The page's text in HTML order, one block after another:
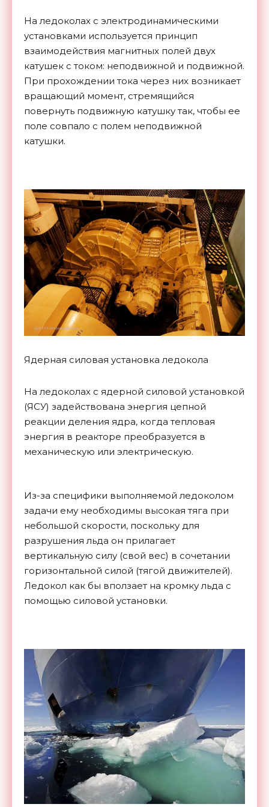
На ледоколах с электродинамическими
установками используется принцип
взаимодействия магнитных полей двух
катушек с током: неподвижной и подвижной.
При прохождении тока через них возникает
вращающий момент, стремящийся
повернуть подвижную катушку так, чтобы ее
поле совпало с полем неподвижной
катушки.
Ядерная силовая установка ледокола
На ледоколах с ядерной силовой установкой
(ЯСУ) задействована энергия цепной
реакции деления ядра, когда тепловая
энергия в реакторе преобразуется в
механическую или электрическую.
Из-за специфики выполняемой ледоколом
задачи ему необходимы высокая тяга при
небольшой скорости, поскольку для
разрушения льда он прилагает
вертикальную силу (свой вес) в сочетании
горизонтальной силой (тягой движителей).
Ледокол как бы вползает на кромку льда с
помощью силовой установки.